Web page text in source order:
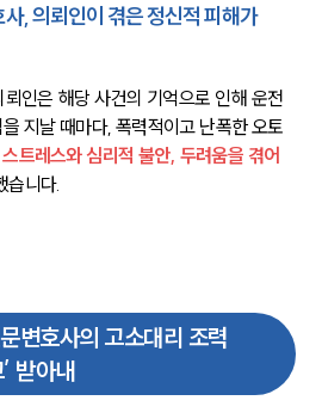
, 의뢰인이 겪은 정신적 피해가
인은 해당 사건의 기억으로 인해 운전
지날 때마다, 폭력적이고 난폭한 오토
트레스와 심리적 불안, 두려움을 겪어
습니다.
변호사의 고소대리 조력
받아내